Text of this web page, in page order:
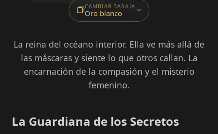
CAMBIAR BARAJA
Oro blanco
La reina del océano interior. Ella ve más allá de
las máscaras y siente lo que otros callan. La
encarnación de la compasión y el misterio
femenino.
La Guardiana de los Secretos